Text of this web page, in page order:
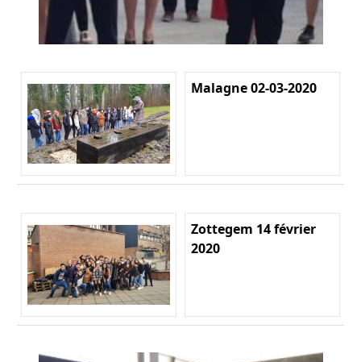
Malagne 02-03-2020
Zottegem 14 février
2020